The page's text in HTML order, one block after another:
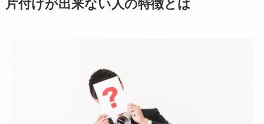
片付けが出来ない人の特徴とは